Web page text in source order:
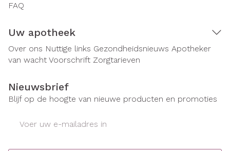
FAQ
Uw apotheek
Over ons Nuttige links Gezondheidsnieuws Apotheker
van wacht Voorschrift Zorgtarieven
Nieuwsbrief
Blijf op de hoogte van nieuwe producten en promoties